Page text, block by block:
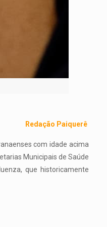
Redação Paiquerê
com idade acima
Municipais de Saúde
que historicamente